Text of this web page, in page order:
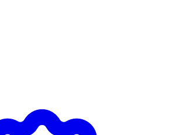
dagligt intag av 250 mg DHA.
och innehåller inga onödiga
DHA/dag)
bibehålla normal synförmåga